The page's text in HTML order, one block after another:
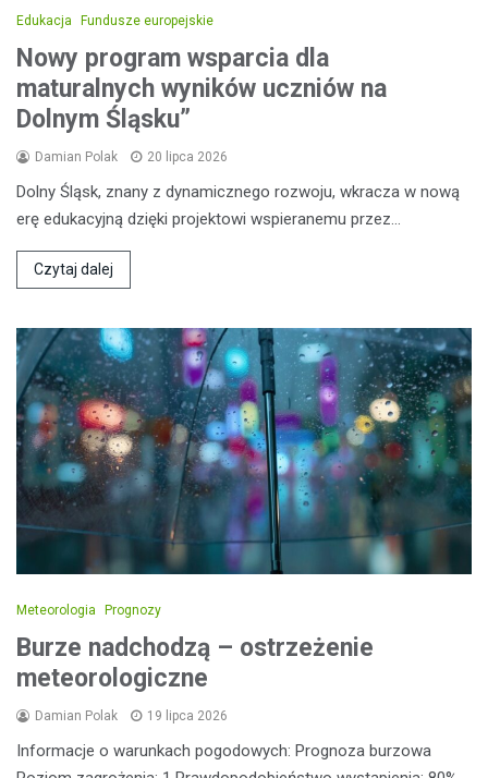
Edukacja Fundusze europejskie
Nowy program wsparcia dla
maturalnych wyników uczniów na
Dolnym Śląsku”
Damian Polak 20 lipca 2026
Dolny Śląsk, znany z dynamicznego rozwoju, wkracza w nową
erę edukacyjną dzięki projektowi wspieranemu przez…
Czytaj dalej
Meteorologia Prognozy
Burze nadchodzą – ostrzeżenie
meteorologiczne
Damian Polak 19 lipca 2026
Informacje o warunkach pogodowych: Prognoza burzowa